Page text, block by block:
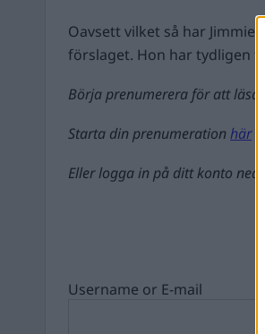
Oavsett vilket så har
förslaget. Hon har tydligen
Börja prenumerera för att läsa
Starta din prenumerationhär
Eller logga in på ditt konto
Username or E-mail